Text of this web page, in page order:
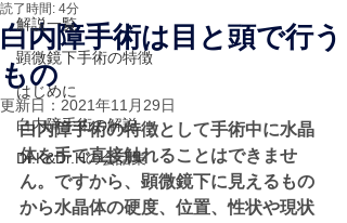
解説一覧
顕微鏡下手術の特徴
はじめに
白内障手術の解説
Dr.K&Dr.Hの会話集
白内障手術は目と頭で行う
もの
読了時間: 4分
更新日： 2021年11月29日
白内障手術の特徴として手術中に水晶
体を手で直接触れることはできませ
ん。ですから、顕微鏡下に見えるもの
から水晶体の硬度、位置、性状や現状